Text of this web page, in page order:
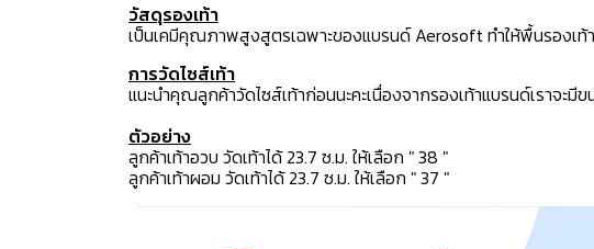
วัสดุรองเท้า
เป็นเคมีคุณภาพสูงสูตรเฉพาะของแบรนด์ Aerosoft ทำให้พื้นรองเท้
การวัดไซส์เท้า
แนะนำคุณลูกค้าวัดไซส์เท้าก่อนนะคะเนื่องจากรองเท้าแบรนด์เราจะ
ตัวอย่าง
ลูกค้าเท้าอวบ วัดเท้าได้ 23.7 ซ.ม. ให้เลือก " 38 "
ลูกค้าเท้าผอม วัดเท้าได้ 23.7 ซ.ม. ให้เลือก " 37 "